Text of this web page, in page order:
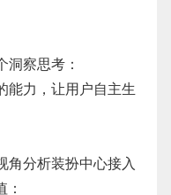
察思考：
能力，让用户自主生
角分析装扮中心接入